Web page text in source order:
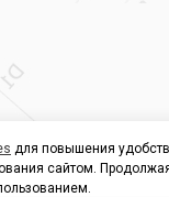
для повышения
сайтом.